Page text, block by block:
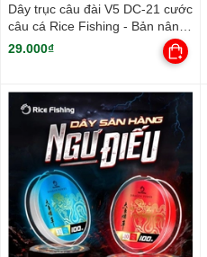
Dây trục câu đài V5 DC-21 cước
câu cá Rice Fishing - Bản nâng
cấp
29.000₫